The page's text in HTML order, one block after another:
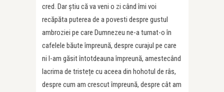
cred. Dar știu că va veni o zi când îmi voi
recăpăta puterea de a povesti despre gustul
ambroziei pe care Dumnezeu ne-a turnat-o în
cafelele băute împreună, despre curajul pe care
ni l-am găsit întotdeauna împreună, amestecând
lacrima de tristețe cu aceea din hohotul de râs,
despre cum am crescut împreună, despre cât am